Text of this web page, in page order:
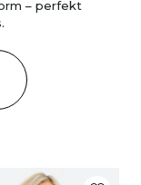
– perfekt